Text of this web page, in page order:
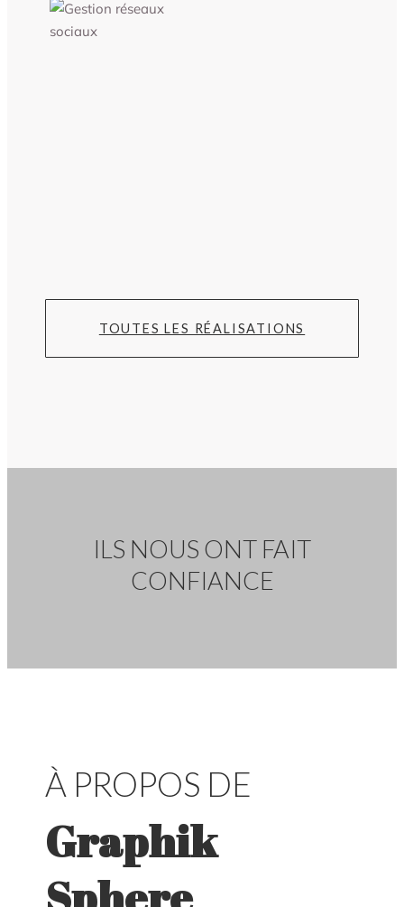
TOUTES LES RÉALISATIONS
ILS NOUS ONT FAIT
CONFIANCE
À PROPOS DE
Graphik